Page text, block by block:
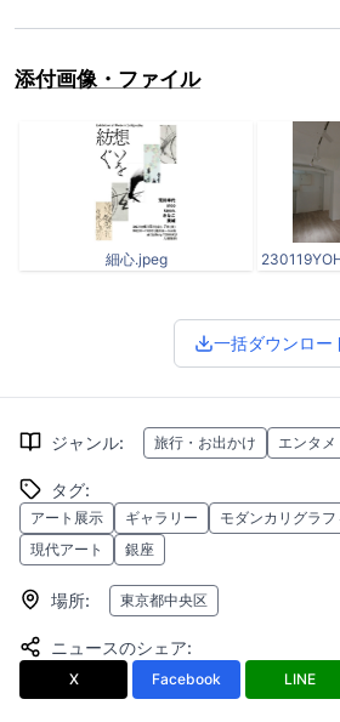
添付画像・ファイル
細心.jpeg
一括ダウンロー
ジャンル: 旅行・お出かけ エンタメ
タグ:
アート展示 ギャラリー モダンカリグラフ
現代アート
銀座
場所: 東京都中央区
ニュースのシェア:
X Facebook LINE